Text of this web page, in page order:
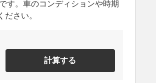
す。車のコンディションや時期
さい。
計算する